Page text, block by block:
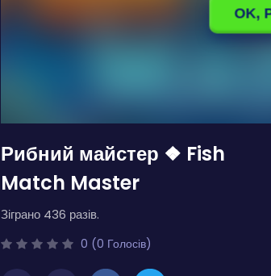
Рибний майстер ❖ Fish
Match Master
Зіграно 436 разів.
0 (0 Голосів)